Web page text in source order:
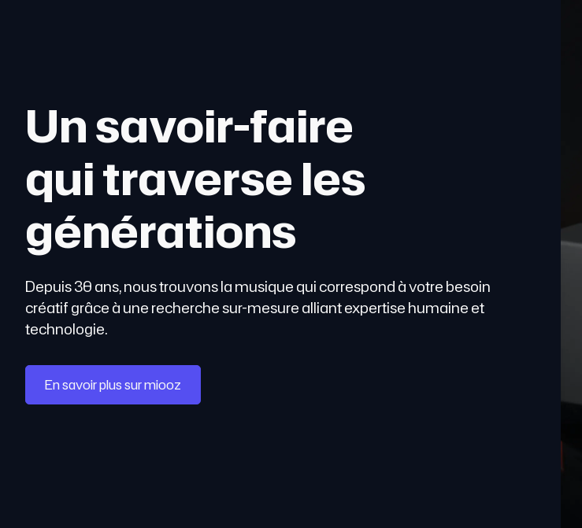
Un savoir-faire
qui traverse les
générations
Depuis 30 ans, nous trouvons la musique qui correspond à votre besoin
créatif grâce à une recherche sur-mesure alliant expertise humaine et
technologie.
En savoir plus sur miooz